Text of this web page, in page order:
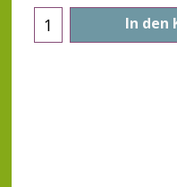
In den